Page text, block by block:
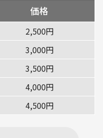
安心補償プラン
データ消去
価格
2,500円
3,000円
3,500円
4,000円
4,500円